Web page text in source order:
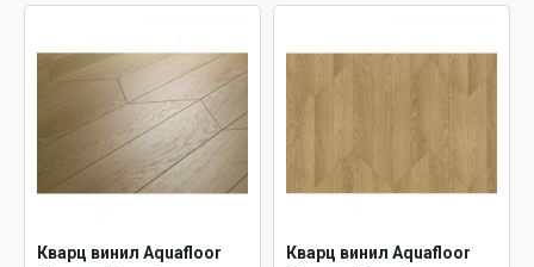
Кварц винил Aquafloor
Кварц винил Aquafloor